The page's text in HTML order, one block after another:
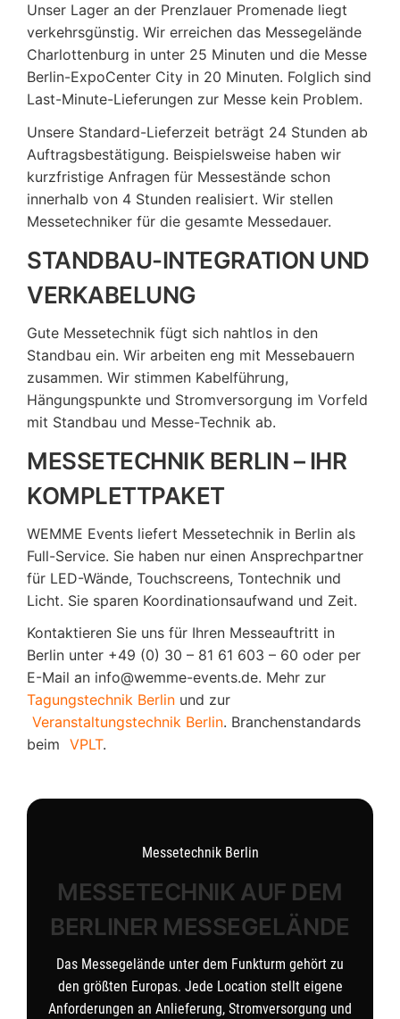
Unser Lager an der Prenzlauer Promenade liegt
verkehrsgünstig. Wir erreichen das Messegelände
Charlottenburg in unter 25 Minuten und die Messe
Berlin-ExpoCenter City in 20 Minuten. Folglich sind
Last-Minute-Lieferungen zur Messe kein Problem.
Unsere Standard-Lieferzeit beträgt 24 Stunden ab
Auftragsbestätigung. Beispielsweise haben wir
kurzfristige Anfragen für Messestände schon
innerhalb von 4 Stunden realisiert. Wir stellen
Messetechniker für die gesamte Messedauer.
STANDBAU-INTEGRATION UND
VERKABELUNG
Gute Messetechnik fügt sich nahtlos in den
Standbau ein. Wir arbeiten eng mit Messebauern
zusammen. Wir stimmen Kabelführung,
Hängungspunkte und Stromversorgung im Vorfeld
mit Standbau und Messe-Technik ab.
MESSETECHNIK BERLIN – IHR
KOMPLETTPAKET
WEMME Events liefert Messetechnik in Berlin als
Full-Service. Sie haben nur einen Ansprechpartner
für LED-Wände, Touchscreens, Tontechnik und
Licht. Sie sparen Koordinationsaufwand und Zeit.
Kontaktieren Sie uns für Ihren Messeauftritt in
Berlin unter +49 (0) 30 – 81 61 603 – 60 oder per
E-Mail an info@wemme-events.de. Mehr zur
Tagungstechnik Berlin und zur
Veranstaltungstechnik Berlin. Branchenstandards
beim VPLT.
Messetechnik Berlin
MESSETECHNIK AUF DEM
BERLINER MESSEGELÄNDE
Das Messegelände unter dem Funkturm gehört zu
den größten Europas. Jede Location stellt eigene
Anforderungen an Anlieferung, Stromversorgung und